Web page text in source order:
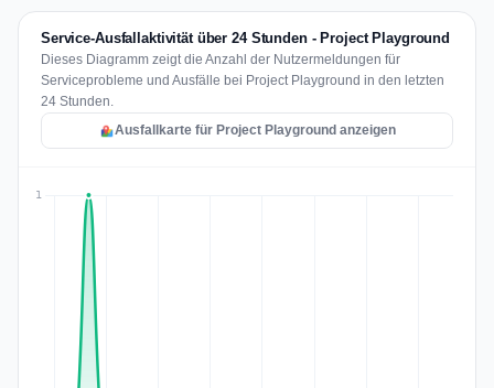
Service-Ausfallaktivität über 24 Stunden - Project Playground
Dieses Diagramm zeigt die Anzahl der Nutzermeldungen für
Serviceprobleme und Ausfälle bei Project Playground in den letzten
24 Stunden.
Ausfallkarte für Project Playground anzeigen